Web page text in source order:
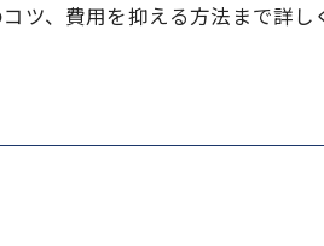
ツ、費用を抑える方法まで詳し